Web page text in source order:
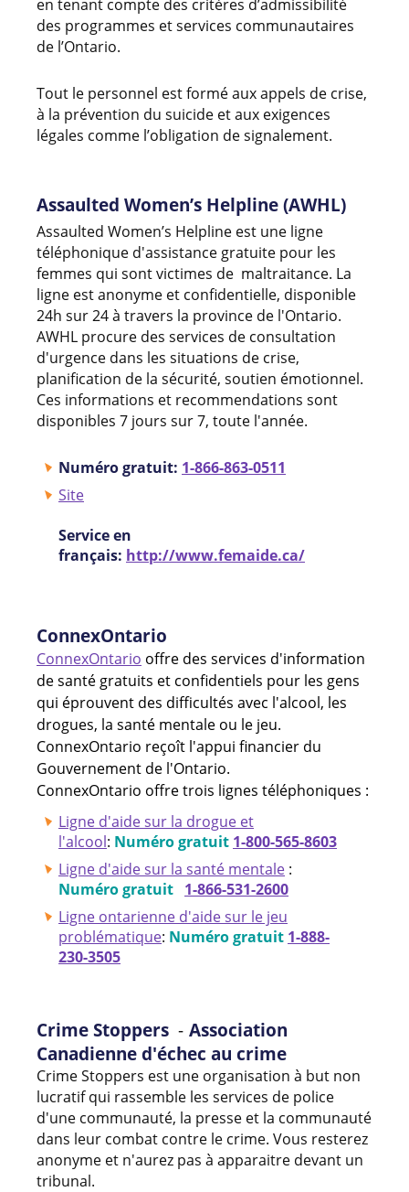
en tenant compte des critères d’admissibilité
des programmes et services communautaires
de l’Ontario.
Tout le personnel est formé aux appels de crise,
à la prévention du suicide et aux exigences
légales comme l’obligation de signalement.
Assaulted Women’s Helpline (AWHL)
Assaulted Women’s Helpline est une ligne
téléphonique d'assistance gratuite pour les
femmes qui sont victimes de maltraitance. La
ligne est anonyme et confidentielle, disponible
24h sur 24 à travers la province de l'Ontario.
AWHL procure des services de consultation
d'urgence dans les situations de crise,
planification de la sécurité, soutien émotionnel.
Ces informations et recommendations sont
disponibles 7 jours sur 7, toute l'année.
Numéro gratuit: 1-866-863-0511
Site
Service en
français: http://www.femaide.ca/
ConnexOntario
ConnexOntario offre des services d'information
de santé gratuits et confidentiels pour les gens
qui éprouvent des difficultés avec l'alcool, les
drogues, la santé mentale ou le jeu.
ConnexOntario reçoît l'appui financier du
Gouvernement de l'Ontario.
ConnexOntario offre trois lignes téléphoniques :
Ligne d'aide sur la drogue et
l'alcool: Numéro gratuit 1-800-565-8603
Ligne d'aide sur la santé mentale :
Numéro gratuit 1-866-531-2600
Ligne ontarienne d'aide sur le jeu
problématique: Numéro gratuit 1-888-
230-3505
Crime Stoppers - Association
Canadienne d'échec au crime
Crime Stoppers est une organisation à but non
lucratif qui rassemble les services de police
d'une communauté, la presse et la communauté
dans leur combat contre le crime. Vous resterez
anonyme et n'aurez pas à apparaitre devant un
tribunal.